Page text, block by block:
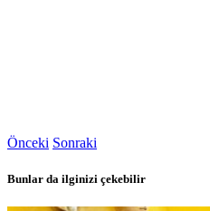
Önceki Sonraki
Bunlar da ilginizi çekebilir